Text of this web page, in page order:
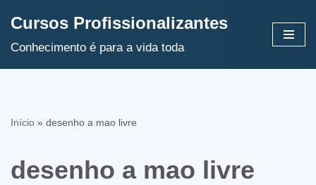
Avançar
Cursos Profissionalizantes
Conhecimento é para a vida toda
Início » desenho a mao livre
desenho a mao livre